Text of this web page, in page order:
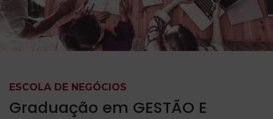
ESCOLA DE NEGÓCIOS
Graduação em GESTÃO E